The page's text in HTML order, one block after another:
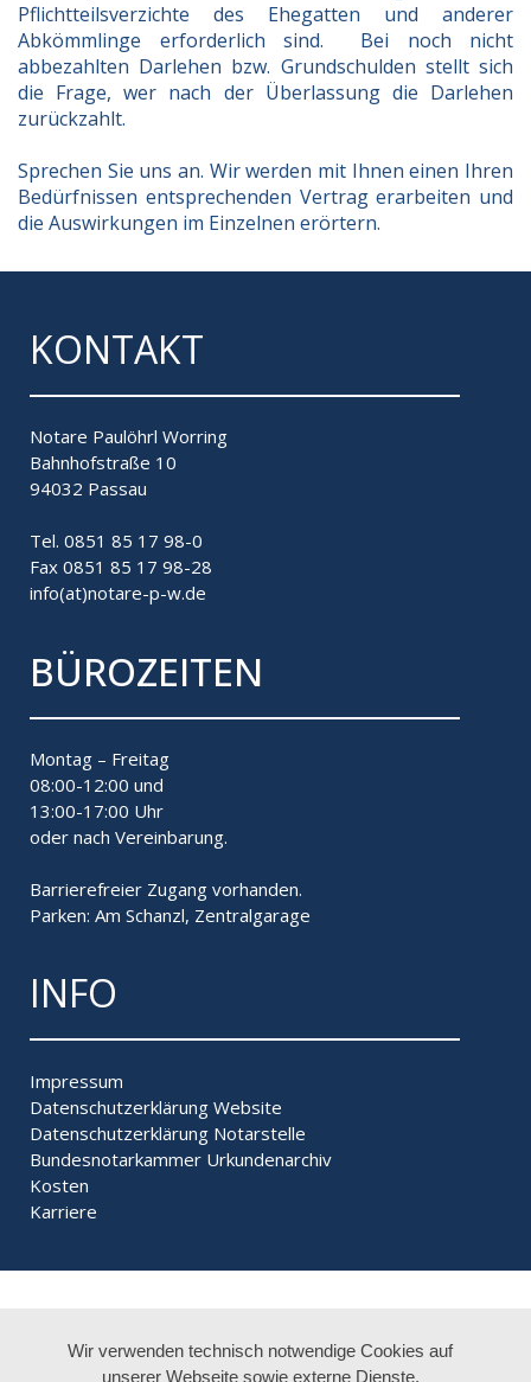
Pflichtteilsverzichte des Ehegatten und anderer
Abkömmlinge erforderlich sind. Bei noch nicht
abbezahlten Darlehen bzw. Grundschulden stellt sich
die Frage, wer nach der Überlassung die Darlehen
zurückzahlt.
Sprechen Sie uns an. Wir werden mit Ihnen einen Ihren
Bedürfnissen entsprechenden Vertrag erarbeiten und
die Auswirkungen im Einzelnen erörtern.
KONTAKT
Notare Paulöhrl Worring
Bahnhofstraße 10
94032 Passau
Tel. 0851 85 17 98-0
Fax 0851 85 17 98-28
info(at)notare-p-w.de
BÜROZEITEN
Montag – Freitag
08:00-12:00 und
13:00-17:00 Uhr
oder nach Vereinbarung.
Barrierefreier Zugang vorhanden.
Parken: Am Schanzl, Zentralgarage
INFO
Impressum
Datenschutzerklärung Website
Datenschutzerklärung Notarstelle
Bundesnotarkammer Urkundenarchiv
Kosten
Karriere
Wir verwenden technisch notwendige Cookies auf
unserer Webseite sowie externe Dienste.